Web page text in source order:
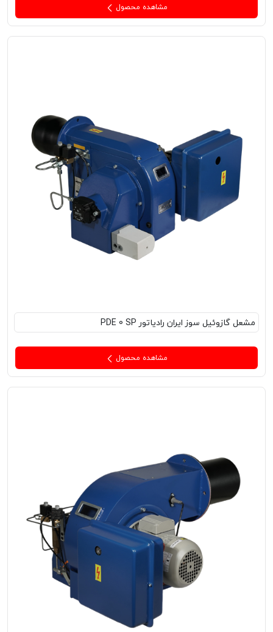
مشاهده محصول
مشعل‌ گازوئیل سوز ایران رادیاتور PDE 0 SP
مشاهده محصول